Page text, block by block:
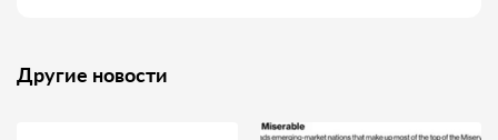
Другие новости